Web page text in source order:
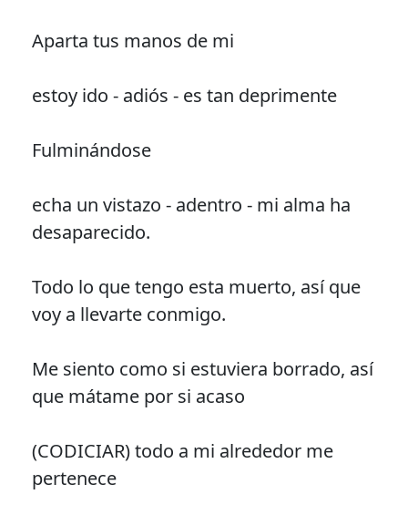
Aparta tus manos de mi
estoy ido - adiós - es tan deprimente
Fulminándose
echa un vistazo - adentro - mi alma ha
desaparecido.
Todo lo que tengo esta muerto, así que
voy a llevarte conmigo.
Me siento como si estuviera borrado, así
que mátame por si acaso
(CODICIAR) todo a mi alrededor me
pertenece